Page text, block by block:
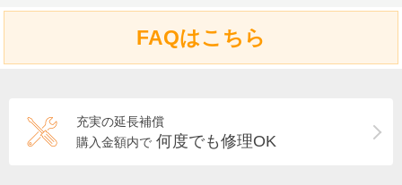
FAQはこちら
充実の延長補償
購入金額内で 何度でも修理OK